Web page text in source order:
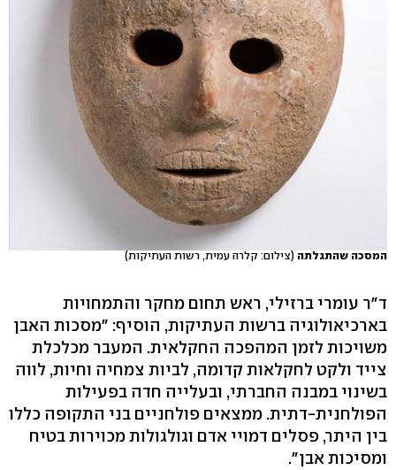
המסכה שהתגלתה (צילום: קלרה עמית, רשות העתיקות)
ד"ר עומרי ברזילי, ראש תחום מחקר והתמחויות
בארכיאולוגיה ברשות העתיקות, הוסיף: "מסכות האבן
משויכות לזמן המהפכה החקלאית. המעבר מכלכלת
צייד ולקט לחקלאות קדומה, לביות צמחיה וחיות, לווה
בשינוי במבנה החברתי, ובעלייה חדה בפעילות
הפולחנית-דתית. ממצאים פולחניים בני התקופה כללו
בין היתר, פסלים דמויי אדם וגולגולות מכוירות בטיח
ומסיכות אבן".